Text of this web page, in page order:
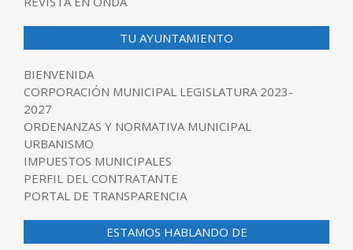
TU AYUNTAMIENTO
BIENVENIDA
CORPORACIÓN MUNICIPAL LEGISLATURA 2023-
2027
ORDENANZAS Y NORMATIVA MUNICIPAL
URBANISMO
IMPUESTOS MUNICIPALES
PERFIL DEL CONTRATANTE
PORTAL DE TRANSPARENCIA
ESTAMOS HABLANDO DE